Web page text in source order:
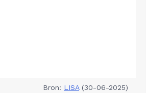
Bron: LISA(30-06-2025)